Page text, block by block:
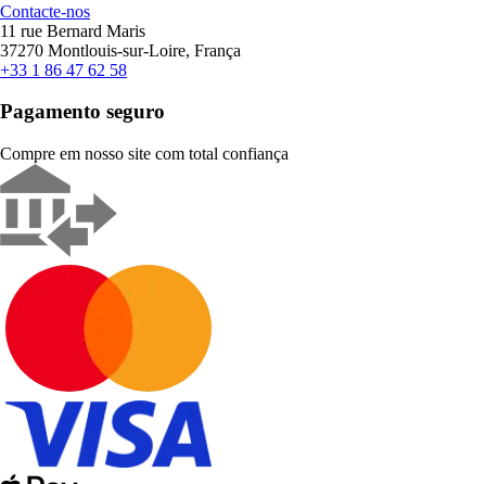
Contacte-nos
11 rue Bernard Maris
37270 Montlouis-sur-Loire, França
+33 1 86 47 62 58
Pagamento seguro
Compre em nosso site com total confiança